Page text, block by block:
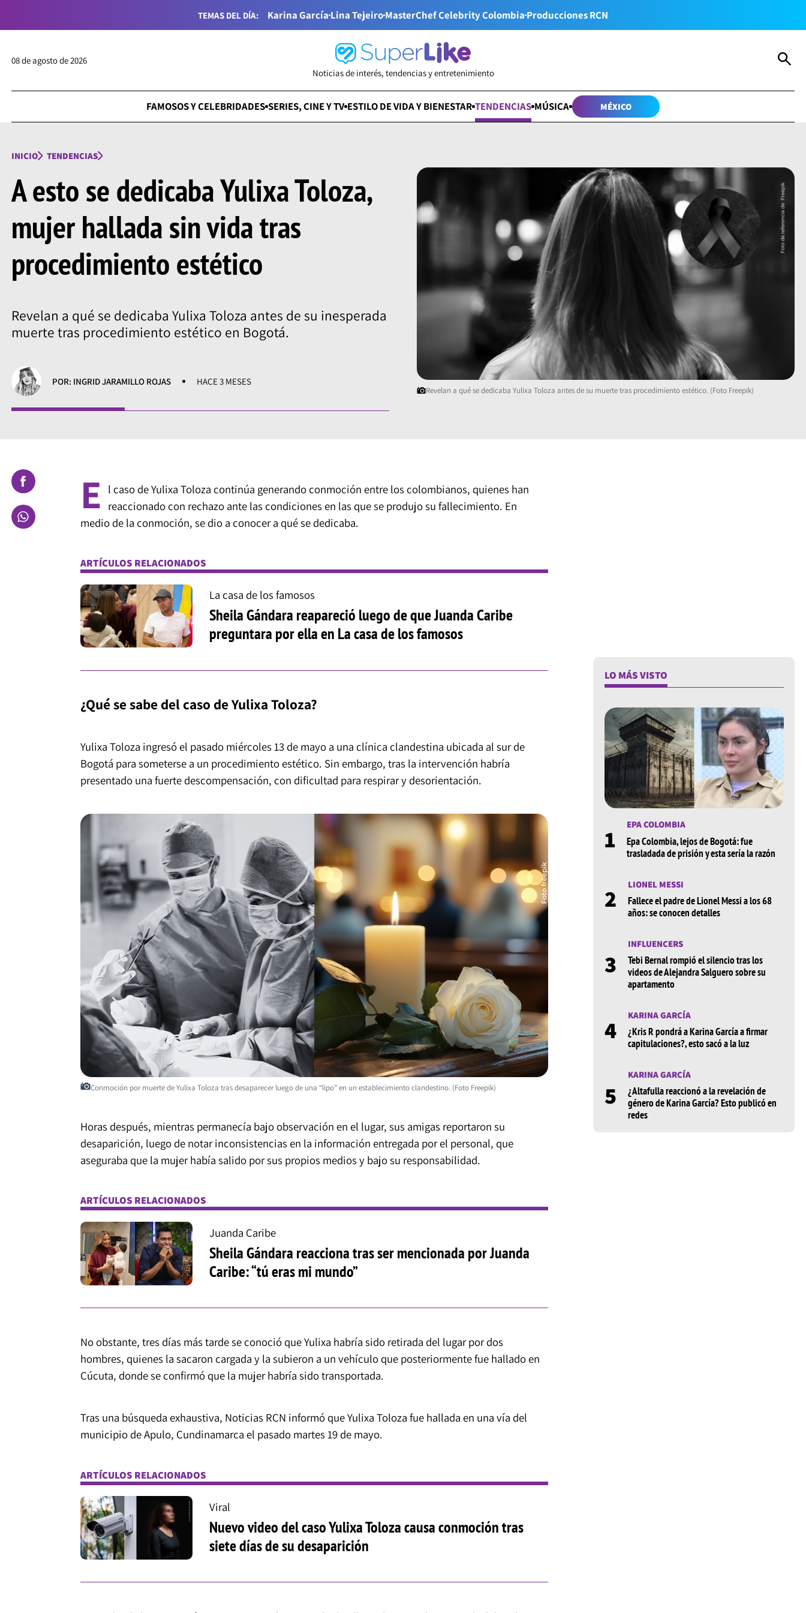
TEMAS DEL DÍA: Karina GarcíaLina TejeiroMasterChef Celebrity ColombiaProducciones RCN
08 de agosto de 2026
Noticias de interés, tendencias y entretenimiento
FAMOSOS Y CELEBRIDADES SERIES, CINE Y TV ESTILO DE VIDA Y BIENESTAR TENDENCIAS MÚSICA MÉXICO
INICIO TENDENCIAS
A esto se dedicaba Yulixa Toloza,
mujer hallada sin vida tras
procedimiento estético
Revelan a qué se dedicaba Yulixa Toloza antes de su inesperada
muerte tras procedimiento estético en Bogotá.
POR: INGRID JARAMILLO ROJAS HACE 3 MESES
Revelan a qué se dedicaba Yulixa Toloza antes de su muerte tras procedimiento estético. (Foto Freepik)
E l caso de Yulixa Toloza continúa generando conmoción entre los colombianos, quienes han
reaccionado con rechazo ante las condiciones en las que se produjo su fallecimiento. En
medio de la conmoción, se dio a conocer a qué se dedicaba.
ARTÍCULOS RELACIONADOS
La casa de los famosos
Sheila Gándara reapareció luego de que Juanda Caribe
preguntara por ella en La casa de los famosos
¿Qué se sabe del caso de Yulixa Toloza?
Yulixa Toloza ingresó el pasado miércoles 13 de mayo a una clínica clandestina ubicada al sur de
Bogotá para someterse a un procedimiento estético. Sin embargo, tras la intervención habría
presentado una fuerte descompensación, con dificultad para respirar y desorientación.
Conmoción por muerte de Yulixa Toloza tras desaparecer luego de una “lipo” en un establecimiento clandestino. (Foto Freepik)
Horas después, mientras permanecía bajo observación en el lugar, sus amigas reportaron su
desaparición, luego de notar inconsistencias en la información entregada por el personal, que
aseguraba que la mujer había salido por sus propios medios y bajo su responsabilidad.
ARTÍCULOS RELACIONADOS
Juanda Caribe
Sheila Gándara reacciona tras ser mencionada por Juanda
Caribe: “tú eras mi mundo”
No obstante, tres días más tarde se conoció que Yulixa habría sido retirada del lugar por dos
hombres, quienes la sacaron cargada y la subieron a un vehículo que posteriormente fue hallado en
Cúcuta, donde se confirmó que la mujer habría sido transportada.
Tras una búsqueda exhaustiva, Noticias RCN informó que Yulixa Toloza fue hallada en una vía del
municipio de Apulo, Cundinamarca el pasado martes 19 de mayo.
ARTÍCULOS RELACIONADOS
Viral
Nuevo video del caso Yulixa Toloza causa conmoción tras
siete días de su desaparición
LO MÁS VISTO
1
EPA COLOMBIA
Epa Colombia, lejos de Bogotá: fue
trasladada de prisión y esta sería la razón
2
LIONEL MESSI
Fallece el padre de Lionel Messi a los 68
años: se conocen detalles
3
INFLUENCERS
Tebi Bernal rompió el silencio tras los
videos de Alejandra Salguero sobre su
apartamento
4
KARINA GARCÍA
¿Kris R pondrá a Karina García a firmar
capitulaciones?, esto sacó a la luz
5
KARINA GARCÍA
¿Altafulla reaccionó a la revelación de
género de Karina García? Esto publicó en
redes